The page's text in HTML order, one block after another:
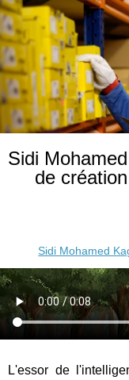
Sidi
de
Sidi Mohamed
L'essor de